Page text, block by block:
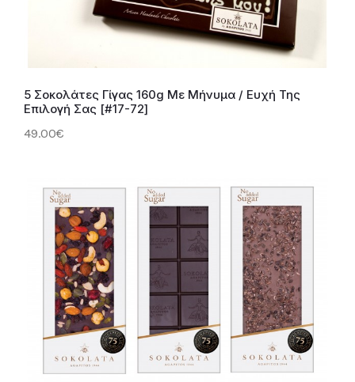
5 Σοκολάτες Γίγας 160g Με Μήνυμα / Ευχή Της
Επιλογή Σας [#17-72]
49.00€